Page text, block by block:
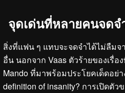
จุดเด่นที่หลายคนจดจ
สิ่งที่แฟน ๆ แทบจะจดจำได้ไม่ลืมจ
อื่น นอกจาก Vaas ตัวร้ายของเรื่อ
Mando ที่มาพร้อมประโยคเด็ดอย่า
definition of insanity? การเปิดตั